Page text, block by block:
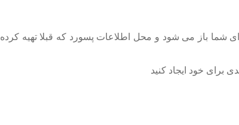
شما باز می شود و محل اطلاعات پسورد که قبلا تهیه کرده